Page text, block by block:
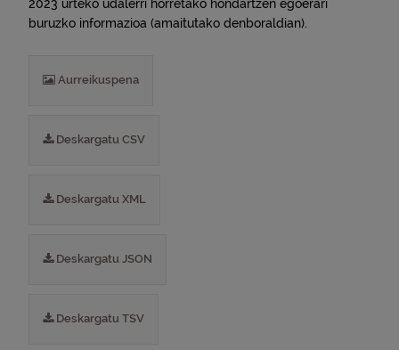
2023 urteko udalerri horretako hondartzen egoerari
buruzko informazioa (amaitutako denboraldian).
Aurreikuspena
Deskargatu CSV
Deskargatu XML
Deskargatu JSON
Deskargatu TSV